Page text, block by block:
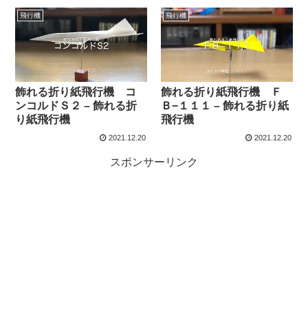
飛行機
飾れる折り紙飛行機 コ
ンコルドＳ２ – 飾れる折
り紙飛行機
2021.12.20
飛行機
飾れる折り紙飛行機 Ｆ
Ｂ−１１１ – 飾れる折り紙
飛行機
2021.12.20
スポンサーリンク